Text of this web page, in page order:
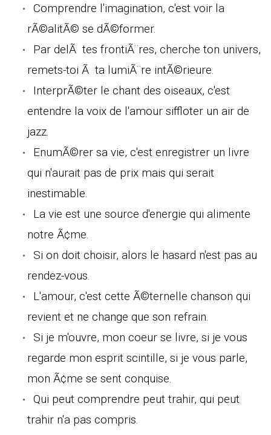
Comprendre l'imagination, c'est voir la
rÃ©alitÃ© se dÃ©former.
Par delÃ tes frontiÃ¨res, cherche ton univers,
remets-toi Ã ta lumiÃ¨re intÃ©rieure.
InterprÃ©ter le chant des oiseaux, c'est
entendre la voix de l'amour siffloter un air de
jazz.
EnumÃ©rer sa vie, c'est enregistrer un livre
qui n'aurait pas de prix mais qui serait
inestimable.
La vie est une source d'energie qui alimente
notre Ã¢me.
Si on doit choisir, alors le hasard n'est pas au
rendez-vous.
L'amour, c'est cette Ã©ternelle chanson qui
revient et ne change que son refrain.
Si je m'ouvre, mon coeur se livre, si je vous
regarde mon esprit scintille, si je vous parle,
mon Ã¢me se sent conquise.
Qui peut comprendre peut trahir, qui peut
trahir n'a pas compris.